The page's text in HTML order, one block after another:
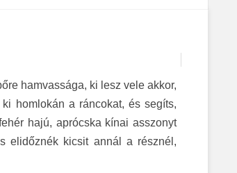
hamvassága, ki lesz vele akkor,
homlokán a ráncokat, és segíts,
hajú, aprócska kínai asszonyt
elidőznék kicsit annál a résznél,